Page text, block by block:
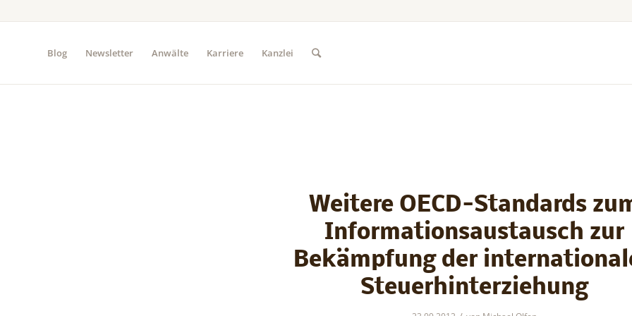
Blog Newsletter Anwälte Karriere Kanzlei
Weitere OECD-Standards
Informationsaustausch zur
Bekämpfung der
Steuerhinterziehung